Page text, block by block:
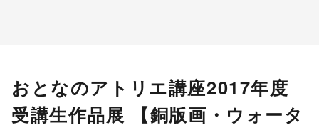
おとなのアトリエ講座2017年度
受講生作品展 【銅版画・ウォータ